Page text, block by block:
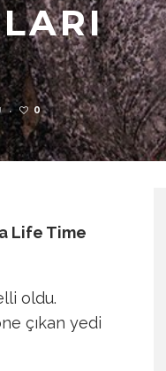
· 0
Life Time
oldu.
çıkan yedi